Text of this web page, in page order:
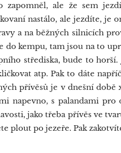
zapomněl, ale že sem
nastálo, ale jezdíte, je
a na běžných silnicích
do kempu, tam jsou na to
střediska, bude to
atp. Pak to dáte
přívěsů je v dnešní době
napevno, s palandami
jako třeba přívěs ve
plout po jezeře. Pak